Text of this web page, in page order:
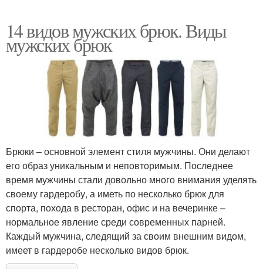
14 видов мужских брюк. Виды
мужских брюк
Брюки – основной элемент стиля мужчины. Они делают
его образ уникальным и неповторимым. Последнее
время мужчины стали довольно много внимания уделять
своему гардеробу, а иметь по несколько брюк для
спорта, похода в ресторан, офис и на вечеринке –
нормальное явление среди современных парней.
Каждый мужчина, следящий за своим внешним видом,
имеет в гардеробе несколько видов брюк.